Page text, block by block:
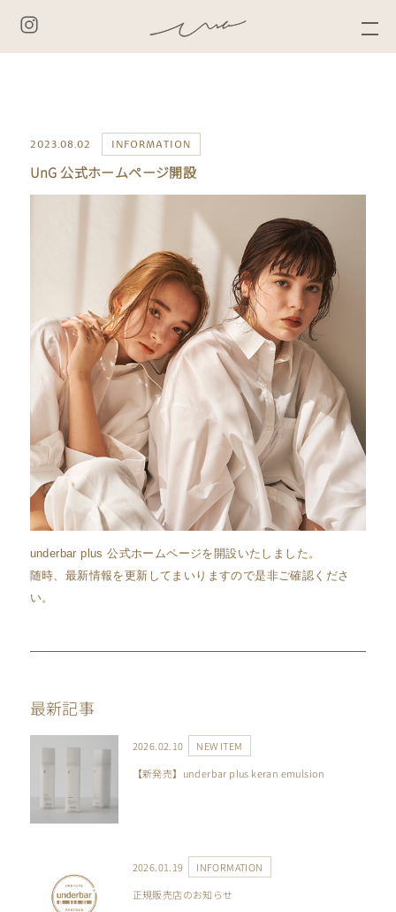
NEWS&TOPICS
PRODUCTS
FRAGRANCE
HAIR ARRANGE
2023.08.02 INFORMATION
UnG 公式ホームページ開設
underbar plus 公式ホームページを開設いたしました。
随時、最新情報を更新してまいりますので是非ご確認くださ
い。
最新記事
2026.02.10
NEW ITEM
【新発売】underbar plus keran emulsion
2026.01.19
INFORMATION
正規販売店のお知らせ